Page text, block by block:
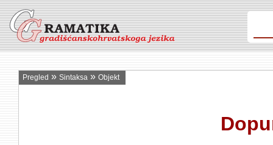
Pregled » Sintaksa » Objekt